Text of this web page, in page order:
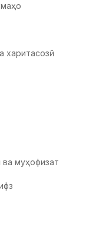
харитасозӣ
муҳофизат